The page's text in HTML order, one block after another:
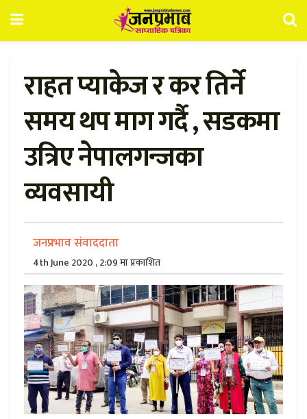
राहत प्याकेज र कर तिर्ने
समय थप माग गर्दै , सडकमा
उत्रिए नेपालगन्जका
व्यवसायी
जनप्रभाव संवाददाता
4th June 2020 , 2:09 मा प्रकाशित